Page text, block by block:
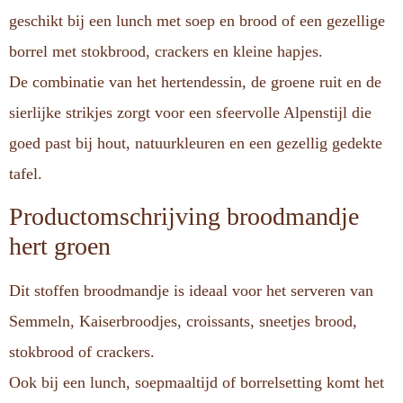
geschikt bij een lunch met soep en brood of een gezellige
borrel met stokbrood, crackers en kleine hapjes.
De combinatie van het hertendessin, de groene ruit en de
sierlijke strikjes zorgt voor een sfeervolle Alpenstijl die
goed past bij hout, natuurkleuren en een gezellig gedekte
tafel.
Productomschrijving broodmandje
hert groen
Dit stoffen broodmandje is ideaal voor het serveren van
Semmeln, Kaiserbroodjes, croissants, sneetjes brood,
stokbrood of crackers.
Ook bij een lunch, soepmaaltijd of borrelsetting komt het